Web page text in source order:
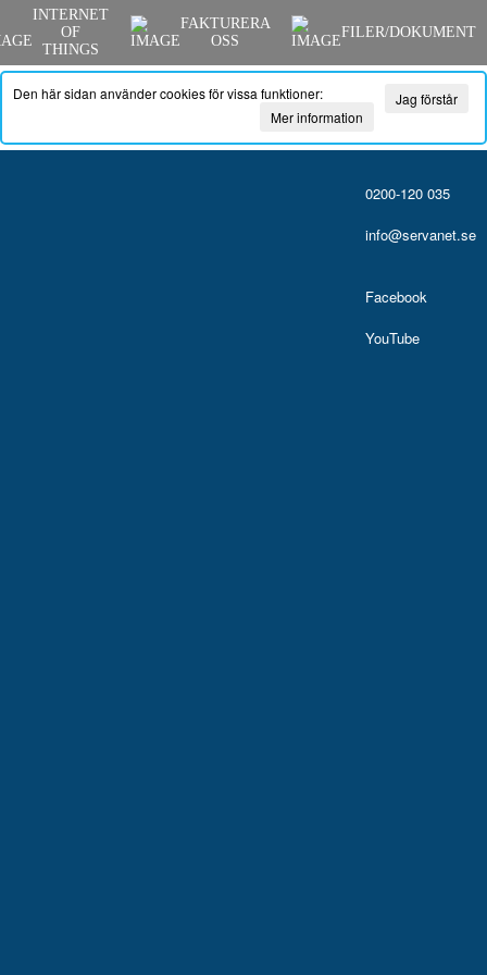
INTERNET
OF
THINGS
FAKTURERA
OSS
FILER/DOKUMENT
Den här sidan använder cookies för vissa funktioner:
Jag förstår
Mer information
0200-120 035
info@servanet.se
Facebook
YouTube